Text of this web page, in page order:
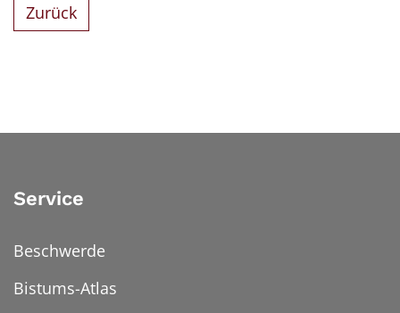
Zurück
Service
Beschwerde
Bistums-Atlas